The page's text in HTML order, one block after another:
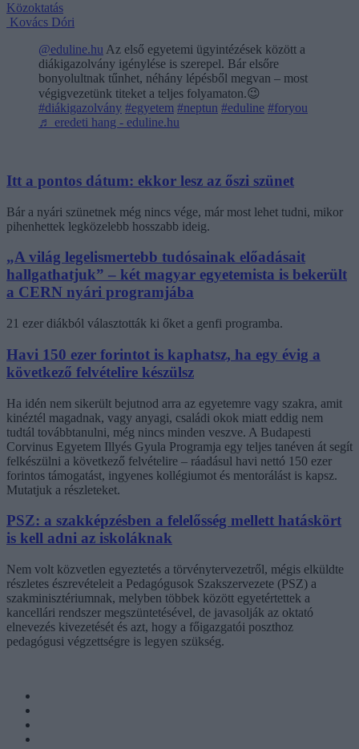
Közoktatás
Kovács Dóri
@eduline.hu Az első egyetemi ügyintézések között a
diákigazolvány igénylése is szerepel. Bár elsőre
bonyolultnak tűnhet, néhány lépésből megvan – most
végigvezetünk titeket a teljes folyamaton.😉
#diákigazolvány #egyetem #neptun #eduline #foryou
♬ eredeti hang - eduline.hu
Itt a pontos dátum: ekkor lesz az őszi szünet
Bár a nyári szünetnek még nincs vége, már most lehet tudni, mikor
pihenhettek legközelebb hosszabb ideig.
„A világ legelismertebb tudósainak előadásait
hallgathatjuk” – két magyar egyetemista is bekerült
a CERN nyári programjába
21 ezer diákból választották ki őket a genfi programba.
Havi 150 ezer forintot is kaphatsz, ha egy évig a
következő felvételire készülsz
Ha idén nem sikerült bejutnod arra az egyetemre vagy szakra, amit
kinéztél magadnak, vagy anyagi, családi okok miatt eddig nem
tudtál továbbtanulni, még nincs minden veszve. A Budapesti
Corvinus Egyetem Illyés Gyula Programja egy teljes tanéven át segít
felkészülni a következő felvételire – ráadásul havi nettó 150 ezer
forintos támogatást, ingyenes kollégiumot és mentorálást is kapsz.
Mutatjuk a részleteket.
PSZ: a szakképzésben a felelősség mellett hatáskört
is kell adni az iskoláknak
Nem volt közvetlen egyeztetés a törvénytervezetről, mégis elküldte
részletes észrevételeit a Pedagógusok Szakszervezete (PSZ) a
szakminisztériumnak, melyben többek között egyetértettek a
kancellári rendszer megszüntetésével, de javasolják az oktató
elnevezés kivezetését és azt, hogy a főigazgatói poszthoz
pedagógusi végzettségre is legyen szükség.